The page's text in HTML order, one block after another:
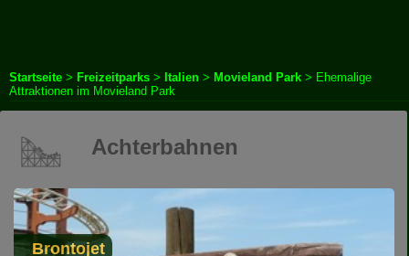
Startseite > Freizeitparks > Italien > Movieland Park > Ehemalige
Attraktionen im Movieland Park
Achterbahnen
Brontojet